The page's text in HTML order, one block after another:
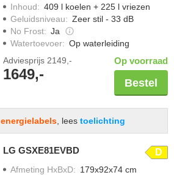
Inhoud: 409 l koelen + 225 l vriezen
Geluidsniveau: Zeer stil - 33 dB
No Frost: Ja
Watertoevoer: Op waterleiding
Adviesprijs 2149,-
1649,-
Op voorraad
Bestel
energielabels, lees toelichting
LG GSXE81EVBD D
Afmeting HxBxD: 179x92x74 cm